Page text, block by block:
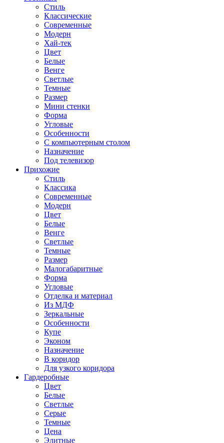
Стиль
Классические
Современные
Модерн
Хай-тек
Цвет
Белые
Венге
Светлые
Темные
Размер
Мини стенки
Форма
Угловые
Особенности
С компьютерным столом
Назначение
Под телевизор
Прихожие
Стиль
Классика
Современные
Модерн
Цвет
Белые
Венге
Светлые
Темные
Размер
Малогабаритные
Форма
Угловые
Отделка и материал
Из МДФ
Зеркальные
Особенности
Купе
Эконом
Назначение
В коридор
Для узкого коридора
Гардеробные
Цвет
Белые
Светлые
Серые
Темные
Цена
Элитные